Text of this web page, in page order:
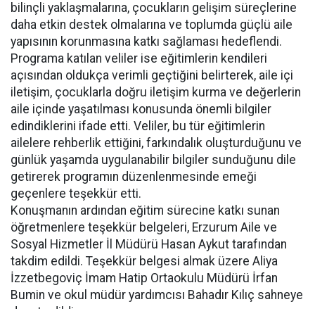
bilinçli yaklaşmalarına, çocukların gelişim süreçlerine
daha etkin destek olmalarına ve toplumda güçlü aile
yapısının korunmasına katkı sağlaması hedeflendi.
Programa katılan veliler ise eğitimlerin kendileri
açısından oldukça verimli geçtiğini belirterek, aile içi
iletişim, çocuklarla doğru iletişim kurma ve değerlerin
aile içinde yaşatılması konusunda önemli bilgiler
edindiklerini ifade etti. Veliler, bu tür eğitimlerin
ailelere rehberlik ettiğini, farkındalık oluşturduğunu ve
günlük yaşamda uygulanabilir bilgiler sunduğunu dile
getirerek programın düzenlenmesinde emeği
geçenlere teşekkür etti.
Konuşmanın ardından eğitim sürecine katkı sunan
öğretmenlere teşekkür belgeleri, Erzurum Aile ve
Sosyal Hizmetler İl Müdürü Hasan Aykut tarafından
takdim edildi. Teşekkür belgesi almak üzere Aliya
İzzetbegoviç İmam Hatip Ortaokulu Müdürü İrfan
Bumin ve okul müdür yardımcısı Bahadır Kılıç sahneye